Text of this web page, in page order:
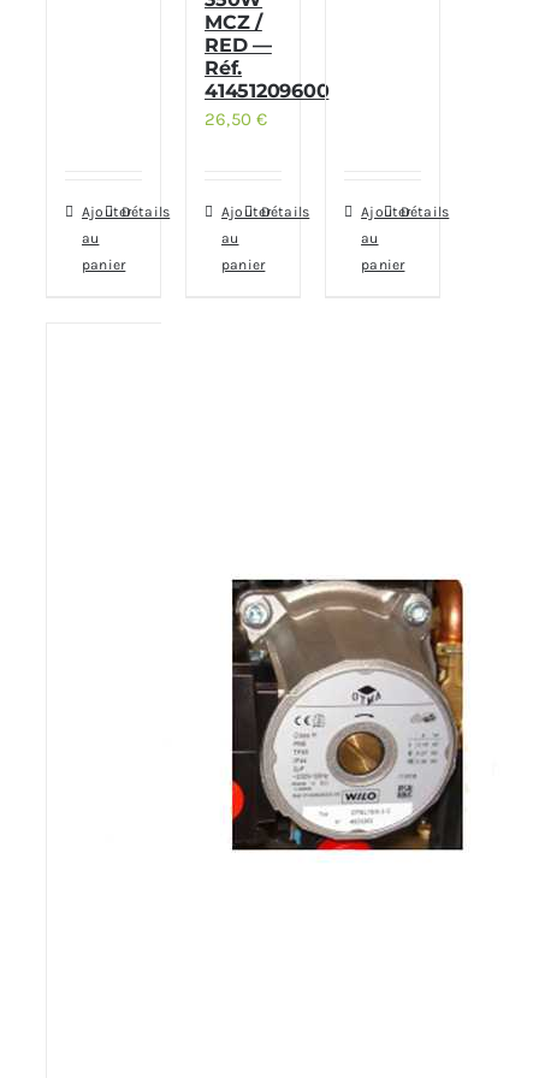
Ajouter
au
panier
Détails
MCZ /
RED —
Réf.
41451209600
26,50€
Ajouter
au
panier
Détails
Ajouter
au
panier
Détails